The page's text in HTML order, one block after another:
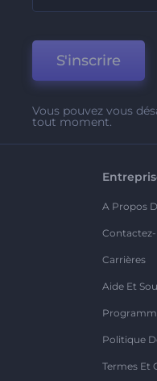
S'inscrire
Vous pouvez vous
tout moment.
A Propos
Carrières
Aide Et
Politique
Termes Et